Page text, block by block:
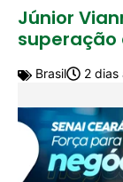
Júnior
superação
Brasil 2 dias